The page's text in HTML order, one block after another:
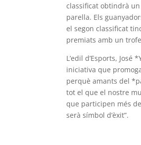
classificat obtindrà
parella. Els
el segon classificat
premiats amb un
L’edil d’Esports,
iniciativa que
perquè amants del
tot el que el nostre
que participen més
serà símbol d’èxit”.